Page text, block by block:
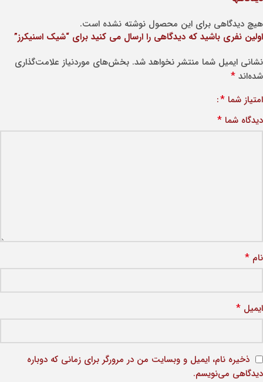
هیچ دیدگاهی برای این محصول نوشته نشده است.
اولین نفری باشید که دیدگاهی را ارسال می کنید برای “شیک اسنیکرز”
نشانی ایمیل شما منتشر نخواهد شد. بخش‌های موردنیاز علامت‌گذاری
شده‌اند *
امتیاز شما *
دیدگاه شما *
نام *
ایمیل *
ذخیره نام، ایمیل و وبسایت من در مرورگر برای زمانی که دوباره
دیدگاهی می‌نویسم.